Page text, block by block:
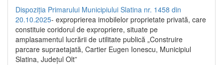
Dispoziția Primarului Municipiului Slatina nr. 1458 din
20.10.2025- exproprierea imobilelor proprietate privată, care
constituie coridorul de expropriere, situate pe
amplasamentul lucrării de utilitate publică „Construire
parcare supraetajată, Cartier Eugen Ionescu, Municipiul
Slatina, Județul Olt”